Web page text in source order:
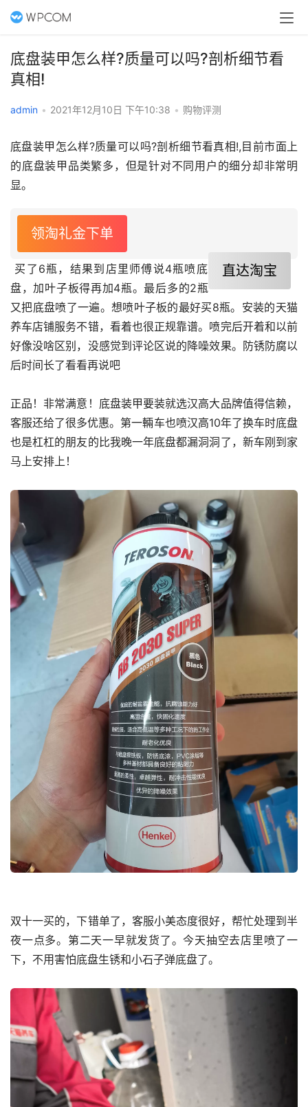
底盘装甲怎么样?质量可以吗?剖析细节看
真相!
admin • 2021年12月10日 下午10:38 • 购物评测
底盘装甲怎么样?质量可以吗?剖析细节看真相!,目前市面上
的底盘装甲品类繁多，但是针对不同用户的细分却非常明
显。
领淘礼金下单
直达淘宝
盘，加叶子板得再加4瓶。最后多的2瓶
又把底盘喷了一遍。想喷叶子板的最好买8瓶。安装的天猫
养车店铺服务不错，看着也很正规靠谱。喷完后开着和以前
好像没啥区别，没感觉到评论区说的降噪效果。防锈防腐以
后时间长了看看再说吧
正品！非常满意！底盘装甲要装就选汉高大品牌值得信赖，
客服还给了很多优惠。第一輛车也喷汉高10年了换车时底盘
也是杠杠的朋友的比我晚一年底盘都漏洞洞了，新车刚到家
马上安排上！
双十一买的，下错单了，客服小美态度很好，帮忙处理到半
夜一点多。第二天一早就发货了。今天抽空去店里喷了一
下，不用害怕底盘生锈和小石子弹底盘了。